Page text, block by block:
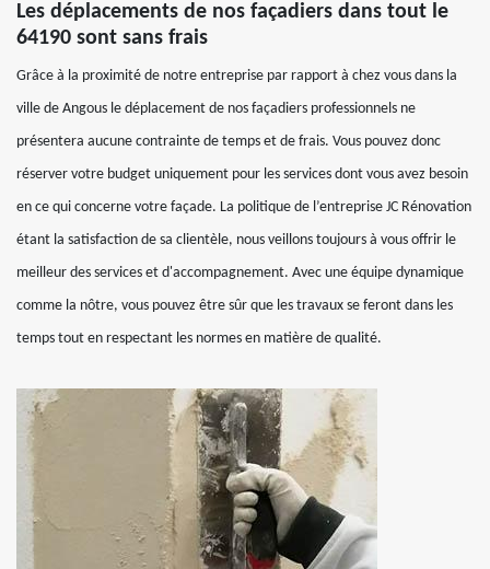
Les déplacements de nos façadiers dans tout le
64190 sont sans frais
Grâce à la proximité de notre entreprise par rapport à chez vous dans la
ville de Angous le déplacement de nos façadiers professionnels ne
présentera aucune contrainte de temps et de frais. Vous pouvez donc
réserver votre budget uniquement pour les services dont vous avez besoin
en ce qui concerne votre façade. La politique de l’entreprise JC Rénovation
étant la satisfaction de sa clientèle, nous veillons toujours à vous offrir le
meilleur des services et d'accompagnement. Avec une équipe dynamique
comme la nôtre, vous pouvez être sûr que les travaux se feront dans les
temps tout en respectant les normes en matière de qualité.